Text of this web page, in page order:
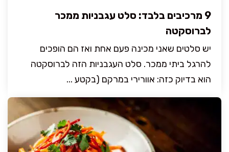
9 מרכיבים בלבד: סלט עגבניות ממכר
לברוסקטה
יש סלטים שאני מכינה פעם אחת ואז הם הופכים
להרגל ביתי ממכר. סלט העגבניות הזה לברוסקטה
הוא בדיוק כזה: אוורירי במרקם (בקטע ...